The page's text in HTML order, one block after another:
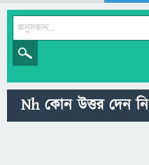
Nh কোন উত্তর দেন নি